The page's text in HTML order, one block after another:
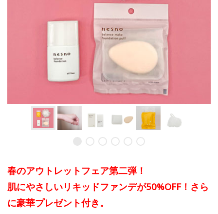
春のアウトレットフェア第二弾！
肌にやさしいリキッドファンデが50%OFF！さら
に豪華プレゼント付き。